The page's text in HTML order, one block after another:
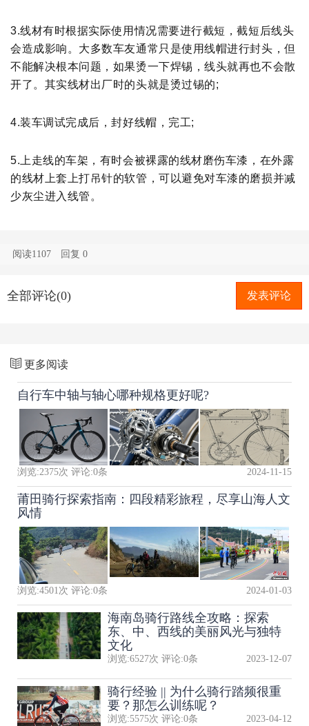
3.线材有时根据实际使用情况需要进行截短，截短后线头
会造成影响。大多数车友通常只是使用线帽进行封头，但
不能解决根本问题，如果烫一下焊锡，线头就再也不会散
开了。其实线材出厂时的头就是烫过锡的;
4.装车调试完成后，封好线帽，完工;
5.上走线的车架，有时会被裸露的线材磨伤车漆，在外露
的线材上套上打吊针的软管，可以避免对车漆的磨损并减
少灰尘进入线管。
阅读1107 回复0
全部评论(0) 发表评论
更多阅读
自行车中轴与轴心哪种规格更好呢?
浏览:2375次 评论:0条 2024-11-15
莆田骑行探索指南：四段精彩旅程，尽享山海人文
风情
浏览:4501次 评论:0条 2024-01-03
海南岛骑行路线全攻略：探索
东、中、西线的美丽风光与独特
文化
浏览:6527次 评论:0条 2023-12-07
骑行经验 || 为什么骑行踏频很重
要？那怎么训练呢？
浏览:5575次 评论:0条 2023-04-12